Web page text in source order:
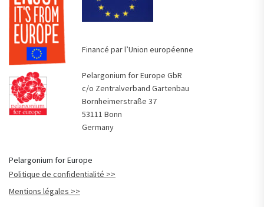
Financé par l’Union européenne
Pelargonium for Europe GbR
c/o Zentralverband Gartenbau
Bornheimerstraße 37
53111 Bonn
Germany
Pelargonium for Europe
Politique de confidentialité
Mentions légales